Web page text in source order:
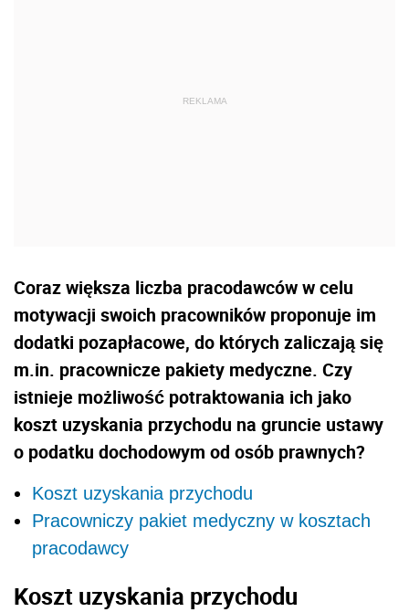
Coraz większa liczba pracodawców w celu
motywacji swoich pracowników proponuje im
dodatki pozapłacowe, do których zaliczają się
m.in. pracownicze pakiety medyczne. Czy
istnieje możliwość potraktowania ich jako
koszt uzyskania przychodu na gruncie ustawy
o podatku dochodowym od osób prawnych?
Koszt uzyskania przychodu
Pracowniczy pakiet medyczny w kosztach
pracodawcy
Koszt uzyskania przychodu